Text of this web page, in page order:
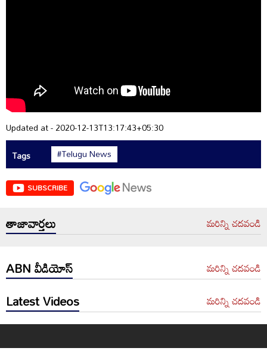
Updated at - 2020-12-13T13:17:43+05:30
Tags
#Telugu News
SUBSCRIBE
తాజావార్తలు మరిన్ని చదవండి
ABN వీడియోస్ మరిన్ని చదవండి
Latest Videos మరిన్ని చదవండి